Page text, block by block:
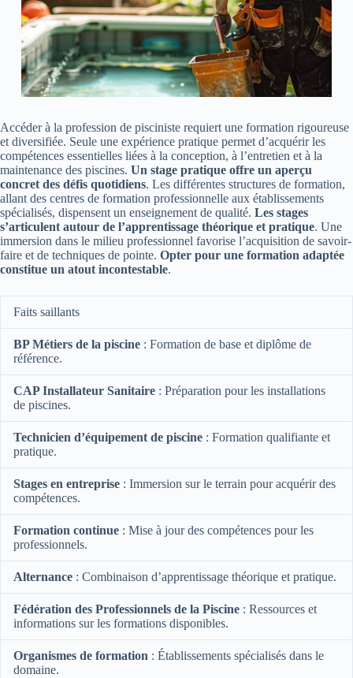
Accéder à la profession de pisciniste requiert une formation rigoureuse
et diversifiée. Seule une expérience pratique permet d’acquérir les
compétences essentielles liées à la conception, à l’entretien et à la
maintenance des piscines. Un stage pratique offre un aperçu
concret des défis quotidiens. Les différentes structures de formation,
allant des centres de formation professionnelle aux établissements
spécialisés, dispensent un enseignement de qualité. Les stages
s’articulent autour de l’apprentissage théorique et pratique. Une
immersion dans le milieu professionnel favorise l’acquisition de savoir-
faire et de techniques de pointe. Opter pour une formation adaptée
constitue un atout incontestable.
Faits saillants
BP Métiers de la piscine : Formation de base et diplôme de
référence.
CAP Installateur Sanitaire : Préparation pour les installations
de piscines.
Technicien d’équipement de piscine : Formation qualifiante et
pratique.
Stages en entreprise : Immersion sur le terrain pour acquérir des
compétences.
Formation continue : Mise à jour des compétences pour les
professionnels.
Alternance : Combinaison d’apprentissage théorique et pratique.
Fédération des Professionnels de la Piscine : Ressources et
informations sur les formations disponibles.
Organismes de formation : Établissements spécialisés dans le
domaine.